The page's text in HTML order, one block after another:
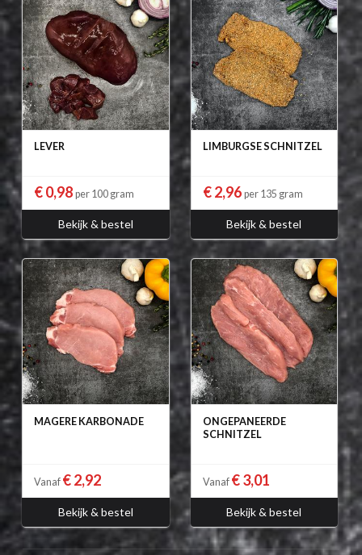
LEVER
€ 0,98 per 100 gram
Bekijk & bestel
LIMBURGSE SCHNITZEL
€ 2,96 per 135 gram
Bekijk & bestel
MAGERE KARBONADE
Vanaf € 2,92
Bekijk & bestel
ONGEPANEERDE
SCHNITZEL
Vanaf € 3,01
Bekijk & bestel